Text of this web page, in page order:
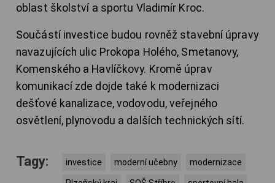
oblast školství a sportu Vladimír Kroc.
Součástí investice budou rovněž stavební úpravy
navazujících ulic Prokopa Holého, Smetanovy,
Komenského a Havlíčkovy. Kromě úprav
komunikací zde dojde také k modernizaci
dešťové kanalizace, vodovodu, veřejného
osvětlení, plynovodu a dalších technických sítí.
Tagy: investice moderní učebny modernizace